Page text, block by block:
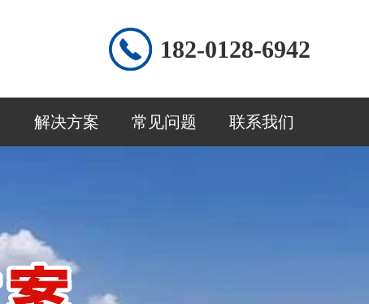
182-0128-6942
解决方案 常见问题 联系我们